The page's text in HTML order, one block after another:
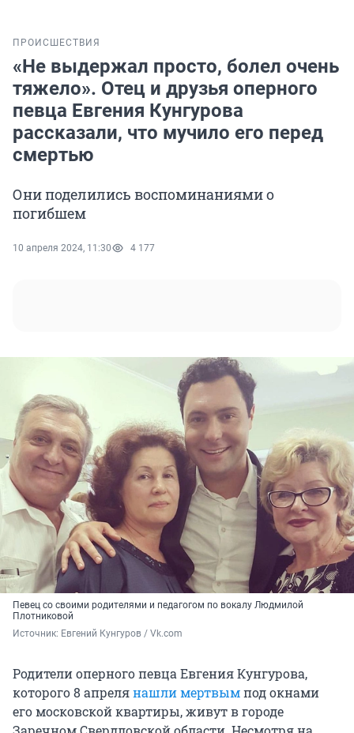
ПРОИСШЕСТВИЯ
«Не выдержал просто, болел очень
тяжело». Отец и друзья оперного
певца Евгения Кунгурова
рассказали, что мучило его перед
смертью
Они поделились воспоминаниями о
погибшем
10 апреля 2024, 11:30 4 177
Певец со своими родителями и педагогом по вокалу Людмилой
Плотниковой
Источник: Евгений Кунгуров / Vk.com
Родители оперного певца Евгения Кунгурова,
которого 8 апрелянашли мертвымпод окнами
его московской квартиры, живут в городе